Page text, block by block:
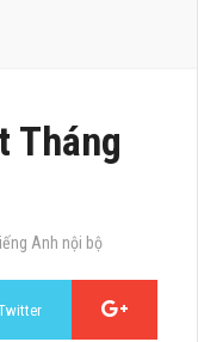
Tháng
Anh nội bộ